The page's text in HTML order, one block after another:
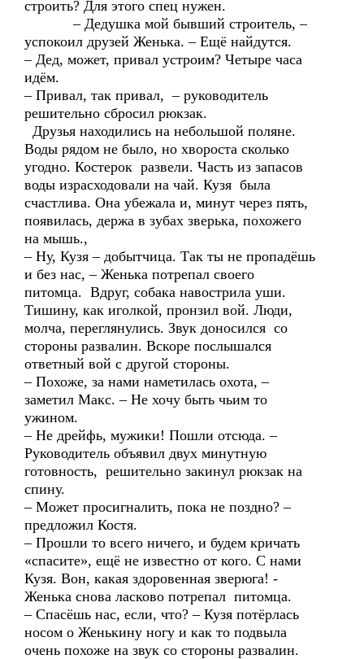
строить? Для этого спец нужен.
– Дедушка мой бывший строитель, –
успокоил друзей Женька. – Ещё найдутся.
– Дед, может, привал устроим? Четыре часа
идём.
– Привал, так привал, – руководитель
решительно сбросил рюкзак.
Друзья находились на небольшой поляне.
Воды рядом не было, но хвороста сколько
угодно. Костерок развели. Часть из запасов
воды израсходовали на чай. Кузя была
счастлива. Она убежала и, минут через пять,
появилась, держа в зубах зверька, похожего
на мышь.,
– Ну, Кузя – добытчица. Так ты не пропадёшь
и без нас, – Женька потрепал своего
питомца. Вдруг, собака навострила уши.
Тишину, как иголкой, пронзил вой. Люди,
молча, переглянулись. Звук доносился со
стороны развалин. Вскоре послышался
ответный вой с другой стороны.
– Похоже, за нами наметилась охота, –
заметил Макс. – Не хочу быть чьим то
ужином.
– Не дрейфь, мужики! Пошли отсюда. –
Руководитель объявил двух минутную
готовность, решительно закинул рюкзак на
спину.
– Может просигналить, пока не поздно? –
предложил Костя.
– Прошли то всего ничего, и будем кричать
«спасите», ещё не известно от кого. С нами
Кузя. Вон, какая здоровенная зверюга! -
Женька снова ласково потрепал питомца.
– Спасёшь нас, если, что? – Кузя потёрлась
носом о Женькину ногу и как то подвыла
очень похоже на звук со стороны развалин.